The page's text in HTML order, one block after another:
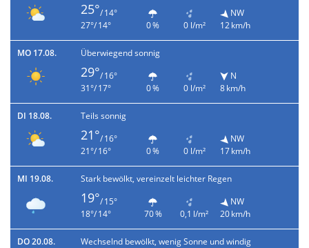
25°/ 14°
27°/ 14°
0 % 0 l/m²
NW
12 km/h
MO 17.08. Überwiegend sonnig
29°/ 16°
31°/ 17°
0 % 0 l/m²
N
8 km/h
DI 18.08. Teils sonnig
21°/ 16°
21°/ 16°
0 % 0 l/m²
NW
17 km/h
MI 19.08. Stark bewölkt, vereinzelt leichter Regen
19°/ 15°
18°/ 14°
70 % 0,1 l/m²
NW
20 km/h
DO 20.08. Wechselnd bewölkt, wenig Sonne und windig